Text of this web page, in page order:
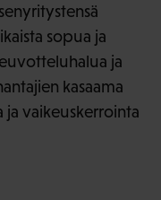
sopua ja
ja
kasaama
ja vaikeuskerrointa